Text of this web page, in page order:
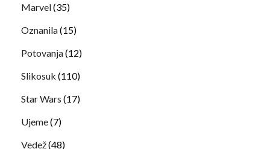
Marvel(35)
Oznanila(15)
Potovanja(12)
Slikosuk (110)
Star Wars (17)
Ujeme(7)
Vedež(48)